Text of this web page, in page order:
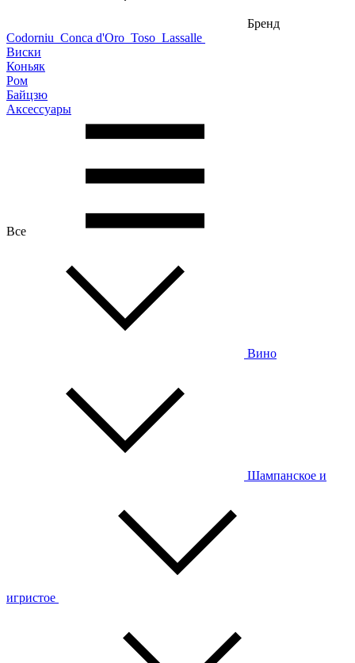
Бренд
Codorniu Conca d'Oro Toso Lassalle
Виски
Коньяк
Ром
Байцзю
Аксессуары
Все
Вино
Шампанское и
игристое